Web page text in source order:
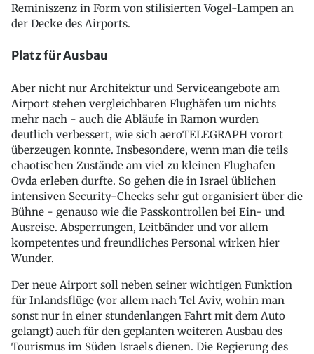
Reminiszenz in Form von stilisierten Vogel-Lampen an
der Decke des Airports.
Platz für Ausbau
Aber nicht nur Architektur und Serviceangebote am
Airport stehen vergleichbaren Flughäfen um nichts
mehr nach - auch die Abläufe in Ramon wurden
deutlich verbessert, wie sich aeroTELEGRAPH vorort
überzeugen konnte. Insbesondere, wenn man die teils
chaotischen Zustände am viel zu kleinen Flughafen
Ovda erleben durfte. So gehen die in Israel üblichen
intensiven Security-Checks sehr gut organisiert über die
Bühne - genauso wie die Passkontrollen bei Ein- und
Ausreise. Absperrungen, Leitbänder und vor allem
kompetentes und freundliches Personal wirken hier
Wunder.
Der neue Airport soll neben seiner wichtigen Funktion
für Inlandsflüge (vor allem nach Tel Aviv, wohin man
sonst nur in einer stundenlangen Fahrt mit dem Auto
gelangt) auch für den geplanten weiteren Ausbau des
Tourismus im Süden Israels dienen. Die Regierung des